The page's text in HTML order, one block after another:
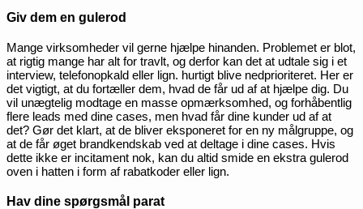
Giv dem en gulerod
Mange virksomheder vil gerne hjælpe hinanden. Problemet er blot,
at rigtig mange har alt for travlt, og derfor kan det at udtale sig i et
interview, telefonopkald eller lign. hurtigt blive nedprioriteret. Her er
det vigtigt, at du fortæller dem, hvad de får ud af at hjælpe dig. Du
vil unægtelig modtage en masse opmærksomhed, og forhåbentlig
flere leads med dine cases, men hvad får dine kunder ud af at
det? Gør det klart, at de bliver eksponeret for en ny målgruppe, og
at de får øget brandkendskab ved at deltage i dine cases. Hvis
dette ikke er incitament nok, kan du altid smide en ekstra gulerod
oven i hatten i form af rabatkoder eller lign.
Hav dine spørgsmål parat